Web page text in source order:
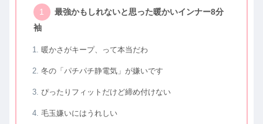
最強かもしれないと思った暖かいインナー8分
袖
暖かさがキープ、って本当だわ
冬の「パチパチ静電気」が嫌いです
ぴったりフィットだけど締め付けない
毛玉嫌いにはうれしい